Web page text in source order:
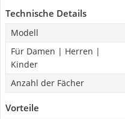
Technische Details
Modell
Für Damen | Herren |
Kinder
Anzahl der Fächer
Vorteile